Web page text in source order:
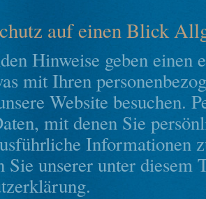
auf einen Blick
Hinweise geben einen
mit Ihren
Website besuchen.
mit denen Sie
Informationen
Sie unserer unter diesem